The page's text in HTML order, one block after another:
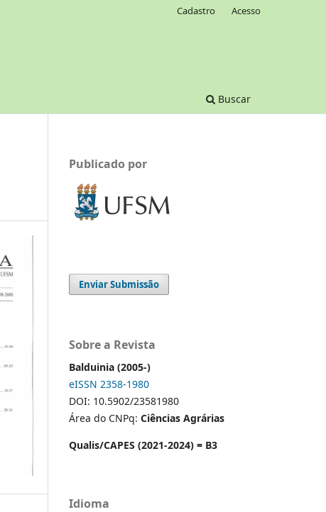
Buscar
Cadastro Acesso
Publicado por
Enviar Submissão
Sobre a Revista
Balduinia (2005-)
eISSN 2358-1980
DOI: 10.5902/23581980
Área do CNPq: Ciências Agrárias
Qualis/CAPES (2021-2024) = B3
Idioma